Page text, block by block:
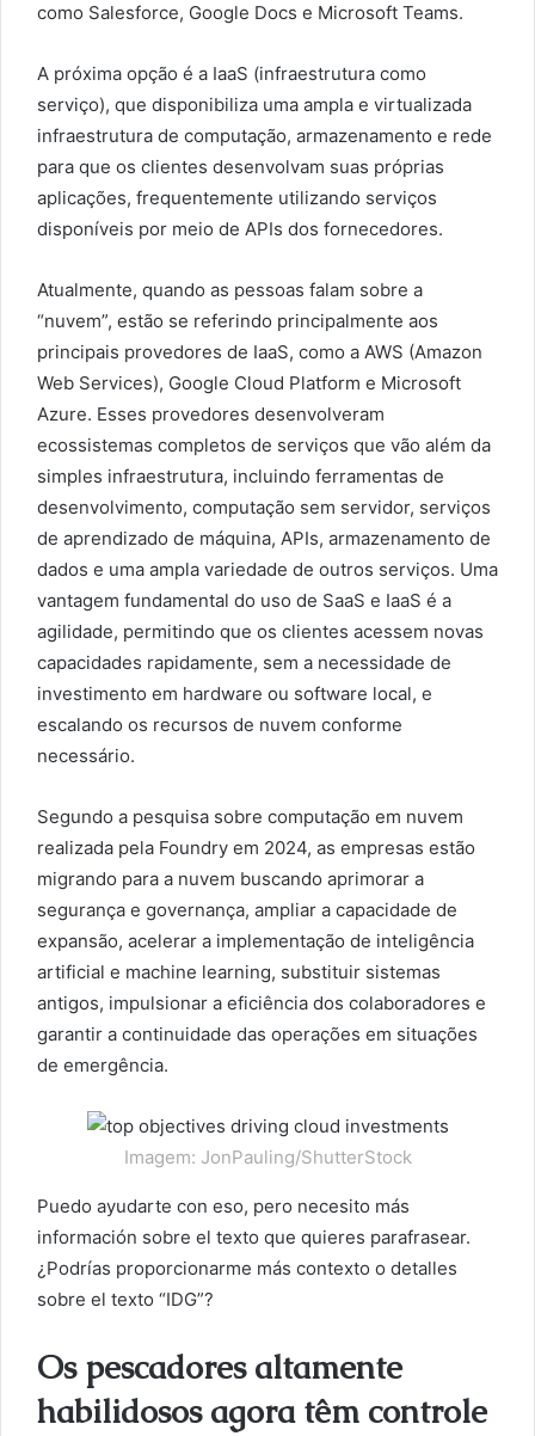
como Salesforce, Google Docs e Microsoft Teams.
A próxima opção é a IaaS (infraestrutura como
serviço), que disponibiliza uma ampla e virtualizada
infraestrutura de computação, armazenamento e rede
para que os clientes desenvolvam suas próprias
aplicações, frequentemente utilizando serviços
disponíveis por meio de APIs dos fornecedores.
Atualmente, quando as pessoas falam sobre a
“nuvem”, estão se referindo principalmente aos
principais provedores de IaaS, como a AWS (Amazon
Web Services), Google Cloud Platform e Microsoft
Azure. Esses provedores desenvolveram
ecossistemas completos de serviços que vão além da
simples infraestrutura, incluindo ferramentas de
desenvolvimento, computação sem servidor, serviços
de aprendizado de máquina, APIs, armazenamento de
dados e uma ampla variedade de outros serviços. Uma
vantagem fundamental do uso de SaaS e IaaS é a
agilidade, permitindo que os clientes acessem novas
capacidades rapidamente, sem a necessidade de
investimento em hardware ou software local, e
escalando os recursos de nuvem conforme
necessário.
Segundo a pesquisa sobre computação em nuvem
realizada pela Foundry em 2024, as empresas estão
migrando para a nuvem buscando aprimorar a
segurança e governança, ampliar a capacidade de
expansão, acelerar a implementação de inteligência
artificial e machine learning, substituir sistemas
antigos, impulsionar a eficiência dos colaboradores e
garantir a continuidade das operações em situações
de emergência.
Imagem: JonPauling/ShutterStock
Puedo ayudarte con eso, pero necesito más
información sobre el texto que quieres parafrasear.
¿Podrías proporcionarme más contexto o detalles
sobre el texto “IDG”?
Os pescadores altamente
habilidosos agora têm controle